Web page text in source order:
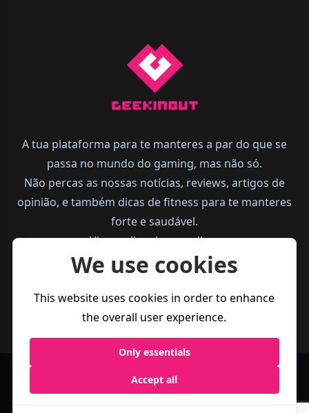
A tua plataforma para te manteres a par do que se
passa no mundo do gaming, mas não só.
Não percas as nossas notícias, reviews, artigos de
opinião, e também dicas de fitness para te manteres
forte e saudável.
Vive melhor, joga melhor.
Business
Política de
We use cookies
This website uses cookies in order to enhance
the overall user experience.
Only essentials
Accept all